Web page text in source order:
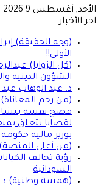
الأحد, أغسطس 9 2026
اخر الأخبار
(وجه الحقيقة)
الأولى!!
(كل الزوايا)
الشؤون الدينيه
د. عبد الوهاب عبد
(من رحم
فضح نفسه
لقضايا تتعلق
بوزير مالية
(من أعلى
رؤية تحالف
السودانية
(همسة وطنية) د.